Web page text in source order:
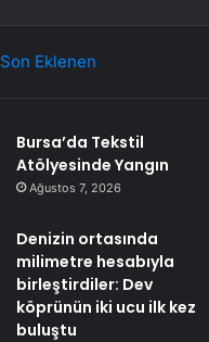
Son Eklenen
Bursa’da Tekstil
Atölyesinde Yangın
Ağustos 7, 2026
Denizin ortasında
milimetre hesabıyla
birleştirdiler: Dev
köprünün iki ucu ilk kez
buluştu